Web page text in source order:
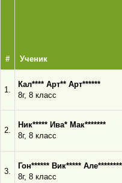
# Ученик
1.
Кал**** Арт** Арт******
8г, 8 класс
2.
Ник***** Ива* Мак*******
8г, 8 класс
3.
Гон****** Вик*****
8г, 8 класс